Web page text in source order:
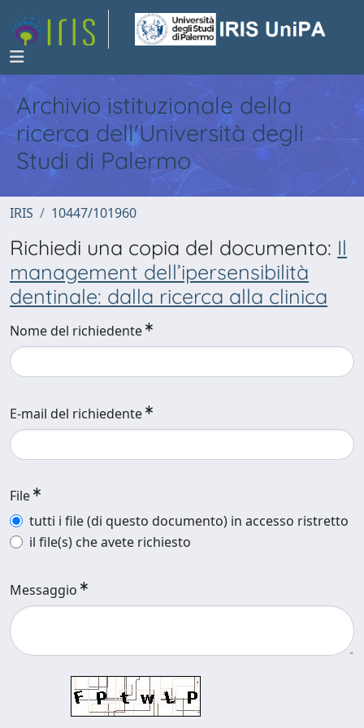
Archivio istituzionale della
ricerca dell'Università degli
Studi di Palermo
IRIS 10447/101960
Richiedi una copia del documento: Il
management dell’ipersensibilità
dentinale: dalla ricerca alla clinica
Nome del richiedente
E-mail del richiedente
File
tutti i file (di questo documento) in accesso ristretto
il file(s) che avete richiesto
Messaggio